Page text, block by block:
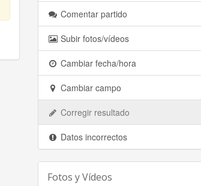
Comentar partido
Subir fotos/vídeos
Cambiar fecha/hora
Cambiar campo
Corregir resultado
Datos incorrectos
Fotos y Vídeos